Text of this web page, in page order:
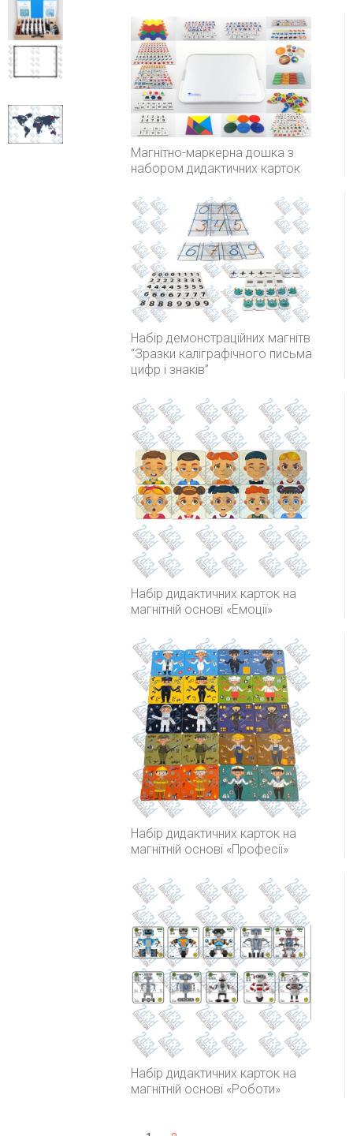
демонстраційний
«Електродинаміка»
Інтерактивна
DVTQK 82″
Інтерактивна
Магнітно-маркерна дошка з
набором дидактичних карток
Набір демонстраційних магнітв
“Зразки каліграфічного письма
цифр і знаків”
Набір дидактичних карток на
магнітній основі «Емоції»
Набір дидактичних карток на
магнітній основі «Професії»
Набір дидактичних карток на
магнітній основі «Роботи»